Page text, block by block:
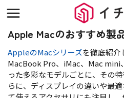
Apple Macのおすすめ製
AppleのMacシリーズを徹底紹介
MacBook Pro、iMac、Mac
った多彩なモデルごとに、その
らに、ディスプレイの違いや最